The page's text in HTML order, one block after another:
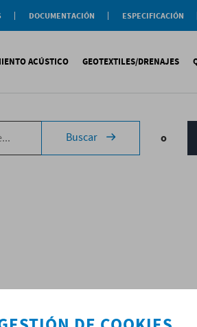
DOCUMENTACIÓN
Documentación General
ESPECIFICACIÓN
Certificaciones
ACÚSTICO GEOTEXTILES/DRENAJES
Geotextiles
Drenajes
Buscar o